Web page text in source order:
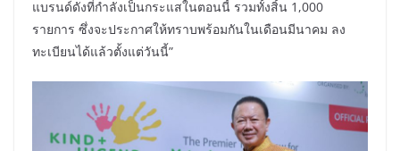
แบรนด์ดังที่กำลังเป็นกระแสในตอนนี้ รวมทั้งสิ้น 1,000
รายการ ซึ่งจะประกาศให้ทราบพร้อมกันในเดือนมีนาคม ลง
ทะเบียนได้แล้วตั้งแต่วันนี้”